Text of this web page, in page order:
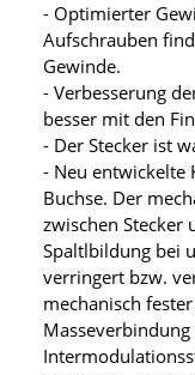
- Optimierter
Aufschrauben
Gewinde.
- Verbesserung
besser mit den
- Der Stecker ist
- Neu entwickelte
Buchse. Der
zwischen Stecker
Spaltlbildung bei
verringert bzw.
mechanisch